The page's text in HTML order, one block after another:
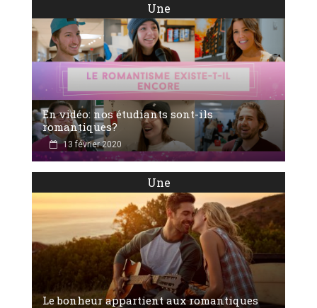
Une
En vidéo: nos étudiants sont-ils
romantiques?
13 février 2020
Une
Le bonheur appartient aux romantiques